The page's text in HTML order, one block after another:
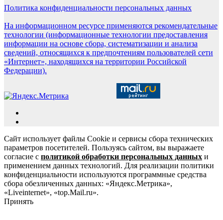
Политика конфиденциальности персональных данных
На информационном ресурсе применяются рекомендательные
технологии (информационные технологии предоставления
информации на основе сбора, систематизации и анализа
сведений, относящихся к предпочтениям пользователей сети
«Интернет», находящихся на территории Российской
Федерации).
Сайт использует файлы Cookie и сервисы сбора технических
параметров посетителей. Пользуясь сайтом, вы выражаете
согласие с политикой обработки персональных данных и
применением данных технологий. Для реализации политики
конфиденциальности используются программные средства
сбора обезличенных данных: «Яндекс.Метрика»,
«Liveinternet», «top.Mail.ru».
Принять